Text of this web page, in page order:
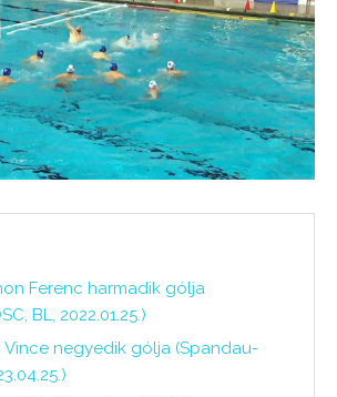
Ferenc harmadik gólja
BL, 2022.01.25.)
Vince negyedik gólja (Spandau-